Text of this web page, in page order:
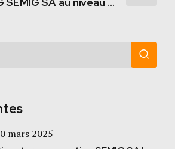
mars 2025